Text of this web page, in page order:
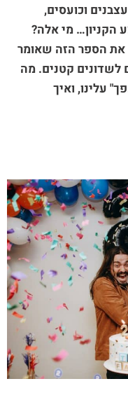
וכועסים,
הקניון… מי אלה?
את הספר הזה שאומר
לשדונים קטנים. מה
עלינו, ואיך